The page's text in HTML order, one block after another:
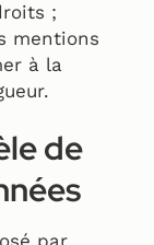
;
mentions
à la
de
par